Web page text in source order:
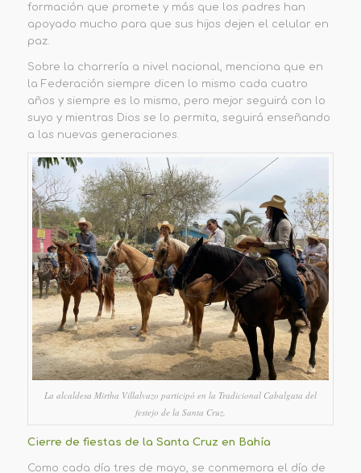
formación que promete y más que los padres han
apoyado mucho para que sus hijos dejen el celular en
paz.
Sobre la charrería a nivel nacional, menciona que en
la Federación siempre dicen lo mismo cada cuatro
años y siempre es lo mismo, pero mejor seguirá con lo
suyo y mientras Dios se lo permita, seguirá enseñando
a las nuevas generaciones.
La alcaldesa Mirtha Villalvazo participó en la Tradicional Cabalgata del
festejo de la Santa Cruz.
Cierre de fiestas de la Santa Cruz en Bahía
Como cada día tres de mayo, se conmemora el día de